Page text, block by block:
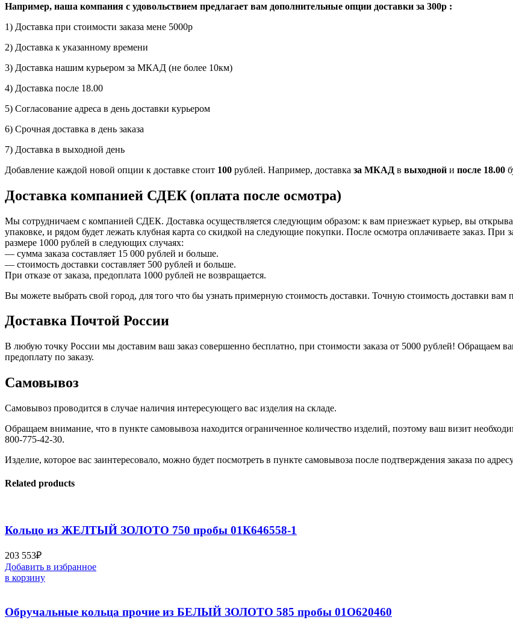
Например, наша компания с удовольствием предлагает вам дополнительные опции доставки за 300р :
1) Доставка при стоимости заказа мене 5000р
2) Доставка к указанному времени
3) Доставка нашим курьером за МКАД (не более 10км)
4) Доставка после 18.00
5) Согласование адреса в день доставки курьером
6) Срочная доставка в день заказа
7) Доставка в выходной день
Добавление каждой новой опции к доставке стоит 100 рублей. Например, доставка за МКАД в выходной и после 18.00
Доставка компанией СДЕК (оплата после осмотра)
Мы сотрудничаем с компанией СДЕК. Доставка осуществляется следующим образом: к вам приезжает курьер, вы
упаковке, и рядом будет лежать клубная карта со скидкой на следующие покупки. После осмотра оплачиваете заказ. При
размере 1000 рублей в следующих случаях:
— сумма заказа составляет 15 000 рублей и больше.
— стоимость доставки составляет 500 рублей и больше.
При отказе от заказа, предоплата 1000 рублей не возвращается.
Вы можете выбрать свой город, для того что бы узнать примерную стоимость доставки. Точную стоимость доставки вам
Доставка Почтой России
В любую точку России мы доставим ваш заказ совершенно бесплатно, при стоимости заказа от 5000 рублей! Обращаем
предоплату по заказу.
Самовывоз
Самовывоз проводится в случае наличия интересующего вас изделия на складе.
Обращаем внимание, что в пункте самовывоза находится ограниченное количество изделий, поэтому ваш визит
800-775-42-30.
Изделие, которое вас заинтересовало, можно будет посмотреть в пункте самовывоза после подтверждения заказа по
Related products
Кольцо из ЖЕЛТЫЙ ЗОЛОТО 750 пробы 01К646558-1
203 553₽
Добавить в избранное
в корзину
Обручальные кольца прочие из БЕЛЫЙ ЗОЛОТО 585 пробы 01О620460